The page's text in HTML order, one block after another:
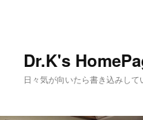
Dr.K's
日々気が向いたら書き込みして